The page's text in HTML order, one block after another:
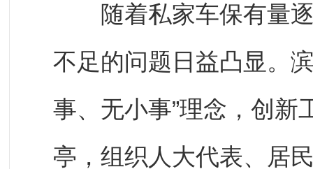
随着私家车保有量逐
不足的问题日益凸显。
事、无小事”理念，创新
亭，组织人大代表、居